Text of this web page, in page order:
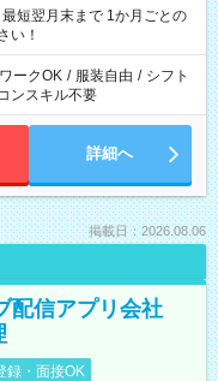
短翌月末まで 1か月ごとの
い！
ークOK / 服装自由 / シフト
ンスキル不要
詳細へ
掲載日：2026.08.06
配信アプリ会社
録・面接OK